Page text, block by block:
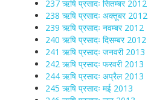
237 ऋषि प्रसादः सितम्बर 2012
238 ऋषि प्रसादः अक्तूबर 2012
239 ऋषि प्रसादः नवम्बर 2012
240 ऋषि प्रसादः दिसम्बर 2012
241 ऋषि प्रसादः जनवरी 2013
242 ऋषि प्रसादः फरवरी 2013
244 ऋषि प्रसादः अप्रैल 2013
245 ऋषि प्रसादः मई 2013